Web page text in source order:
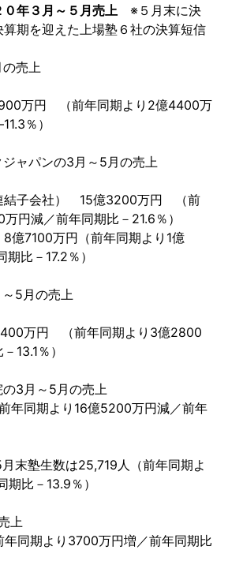
年３月～５月売上 ※５月末に決
期を迎えた上場塾６社の決算短信
売上
万円 （前年同期より 2億4400万
11.3 ％）
ャパンの3月～ 5月の売上
結子会社） 15億3200万円 （前
万円減／前年同期比－ 21.6 ％）
8億7100万円（前年同期より 1億
期比－ 17.2 ％）
5月の売上
万円 （前年同期より 3億2800
13.1 ％）
の3月～ 5月の売上
年同期より 16億5200万円減／前年
月末塾生数は25,719人（前年同期よ
期比－ 13.9 ％）
上
同期より 3700万円増／前年同期比